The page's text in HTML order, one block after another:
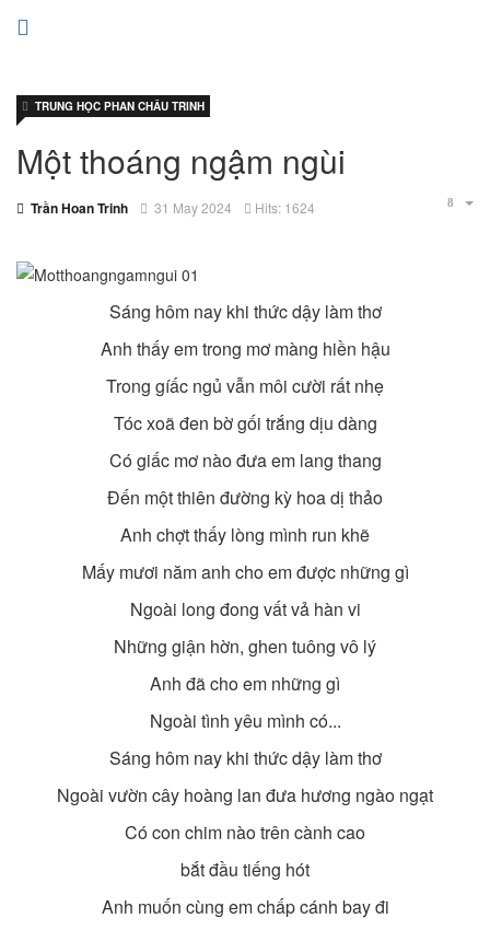
Một thoáng ngậm ngùi
Trần Hoan Trinh
TRUNG HỌC PHAN CHÂU TRINH
31 May 2024 Hits: 1624
Sáng hôm nay khi thức dậy làm thơ
Anh thấy em trong mơ màng hiền hậu
Trong gíấc ngủ vẫn môi cười rất nhẹ
Tóc xoã đen bờ gối trắng dịu dàng
Có giấc mơ nào đưa em lang thang
Đến một thiên đường kỳ hoa dị thảo
Anh chợt thấy lòng mình run khẽ
Mấy mươi năm anh cho em được những gì
Ngoài long đong vất vả hàn vi
Những giận hờn, ghen tuông vô lý
Anh đã cho em những gì
Ngoài tình yêu mình có...
Sáng hôm nay khi thức dậy làm thơ
Ngoài vườn cây hoàng lan đưa hương ngào ngạt
Có con chim nào trên cành cao
bắt đầu tiếng hót
Anh muốn cùng em chấp cánh bay đi